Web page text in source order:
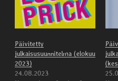
Päivitetty
julkaisusuunnitelma (elokuu
2023)
24.08.2023